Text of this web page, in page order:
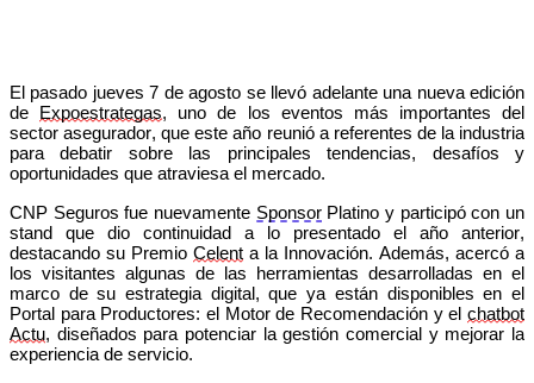
El pasado jueves 7 de agosto se llevó adelante una nueva edición
de
Expoestrategas, uno de los eventos más importantes del
sector asegurador, que este año reunió a referentes de la industria
para debatir sobre las principales tendencias, desafíos y
oportunidades que atraviesa el mercado.
CNP Seguros fue nuevamente SponsorPlatino y participó con un
stand que dio continuidad a lo presentado el año anterior,
destacando su Premio Celent a la Innovación. Además, acercó a
los visitantes algunas de las herramientas desarrolladas en el
marco de su estrategia digital, que ya están disponibles en el
Portal para Productores: el Motor de Recomendación y el chatbot
Actu, diseñados para potenciar la gestión comercial y mejorar la
experiencia de servicio.